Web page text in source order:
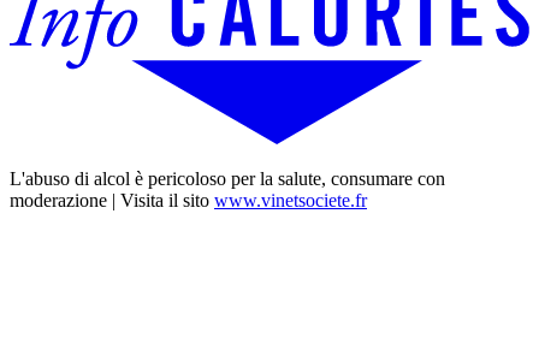
L'abuso di alcol è pericoloso per la salute, consumare con
moderazione | Visita il sito www.vinetsociete.fr